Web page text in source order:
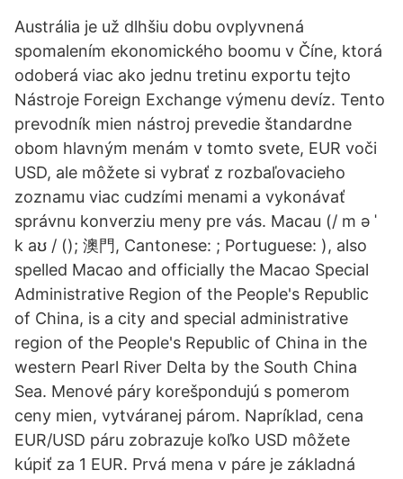
Austrália je už dlhšiu dobu ovplyvnená
spomalením ekonomického boomu v Číne, ktorá
odoberá viac ako jednu tretinu exportu tejto
Nástroje Foreign Exchange výmenu devíz. Tento
prevodník mien nástroj prevedie štandardne
obom hlavným menám v tomto svete, EUR voči
USD, ale môžete si vybrať z rozbaľovacieho
zoznamu viac cudzími menami a vykonávať
správnu konverziu meny pre vás. Macau (/ m ə ˈ
k aʊ / (); 澳門, Cantonese: ; Portuguese: ), also
spelled Macao and officially the Macao Special
Administrative Region of the People's Republic
of China, is a city and special administrative
region of the People's Republic of China in the
western Pearl River Delta by the South China
Sea. Menové páry korešpondujú s pomerom
ceny mien, vytváranej párom. Napríklad, cena
EUR/USD páru zobrazuje koľko USD môžete
kúpiť za 1 EUR. Prvá mena v páre je základná